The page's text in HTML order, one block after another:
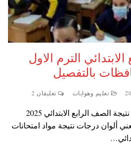
الترم الاول
تعليم وهوايات تعليقان 2
تعلن وزارة التربية والتعليم نتيجة الصف الرابع الابتدائي 2025
ألوان درجات نتيجة مواد امتحانات